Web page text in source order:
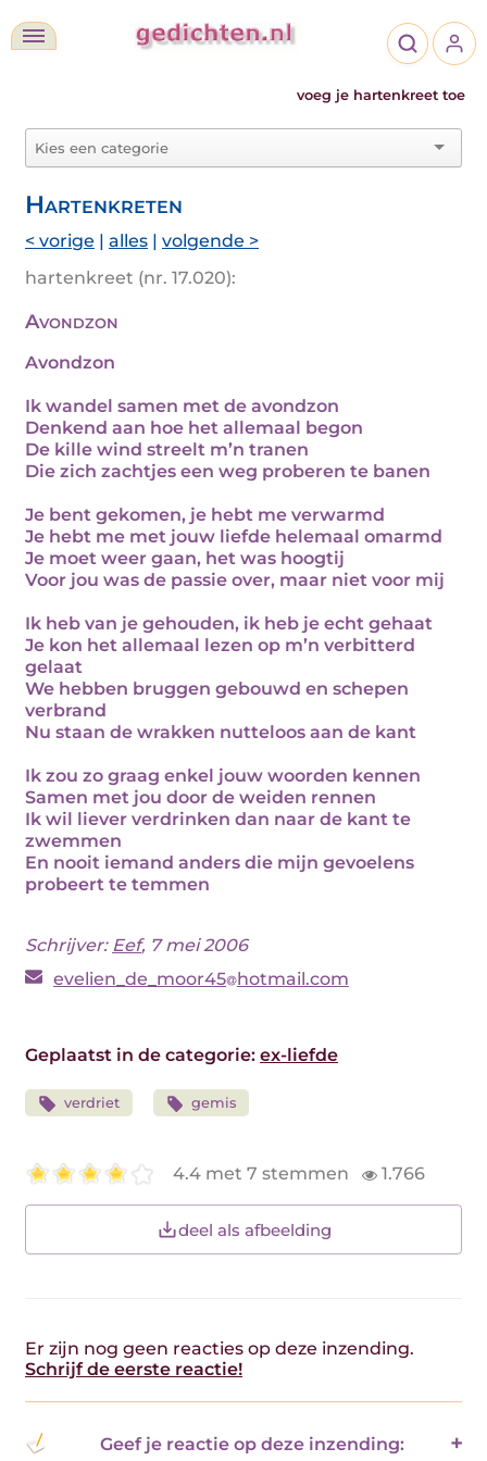
voeg je hartenkreet toe
Hartenkreten
< vorige | alles | volgende >
hartenkreet (nr. 17.020):
Avondzon
Avondzon
Ik wandel samen met de avondzon
Denkend aan hoe het allemaal begon
De kille wind streelt m’n tranen
Die zich zachtjes een weg proberen te banen
Je bent gekomen, je hebt me verwarmd
Je hebt me met jouw liefde helemaal omarmd
Je moet weer gaan, het was hoogtij
Voor jou was de passie over, maar niet voor mij
Ik heb van je gehouden, ik heb je echt gehaat
Je kon het allemaal lezen op m’n verbitterd
gelaat
We hebben bruggen gebouwd en schepen
verbrand
Nu staan de wrakken nutteloos aan de kant
Ik zou zo graag enkel jouw woorden kennen
Samen met jou door de weiden rennen
Ik wil liever verdrinken dan naar de kant te
zwemmen
En nooit iemand anders die mijn gevoelens
probeert te temmen
Schrijver: Eef, 7 mei 2006
evelien_de_moor45 hotmail.com
Geplaatst in de categorie: ex-liefde
verdriet gemis
4.4 met 7 stemmen 1.766
deel als afbeelding
Er zijn nog geen reacties op deze inzending.
Schrijf de eerste reactie!
Geef je reactie op deze inzending: